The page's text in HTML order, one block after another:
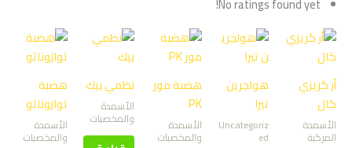
No ratings found yet!
أر كريزي
كال
الأسمدة
المركبة
هولجرين
تيرا
Uncategoriz
ed
هضبة مور
PK
الأسمدة
والمخصبات
نظمي بيك
الأسمدة
والمخصبات
هضبة
توازوناتو
الأسمدة
والمخصبات